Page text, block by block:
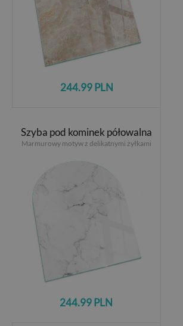
244.99 PLN
Szyba pod kominek półowalna
Marmurowy motyw z delikatnymi żyłkami
244.99 PLN